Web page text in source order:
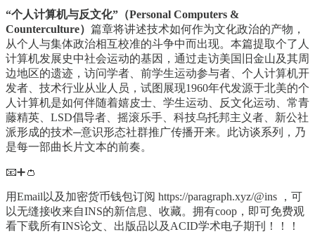
“个人计算机与反文化”（Personal Computers &
Counterculture） 篇章将讲述技术如何作为文化政治的产物，
从个人与集体政治相互校准的斗争中而出现。本篇提取个了人
计算机发展史中社会运动的基因，通过走访美国旧金山及其周
边地区的遗迹，访问学者、前学生运动参与者、个人计算机开
发者、技术行业从业人员，试图展现1960年代发源于北美的个
人计算机是如何伴随着嬉皮士、学生运动、反文化运动、常青
藤精英、LSD倡导者、摇滚乐手、科技乌托邦主义者、新公社
派形成的技术─意识形态社群推广传播开来。此访谈系列，乃
是每一部曲长片文本的前奏。
📧➕👛
用Email以及加密货币钱包订阅 https://paragraph.xyz/@ins ，可
以无缝接收来自INS的新信息、收藏。拥有coop，即可免费观
看下载所有INS论文、出版品以及ACID学术电子期刊！！！